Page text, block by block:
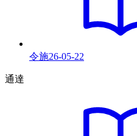
令施26-05-22
通達